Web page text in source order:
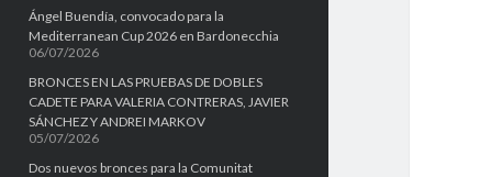
Ángel Buendía, convocado para la
Mediterranean Cup 2026 en Bardonecchia
06/07/2026
BRONCES EN LAS PRUEBAS DE DOBLES
CADETE PARA VALERIA CONTRERAS, JAVIER
SÁNCHEZ Y ANDREI MARKOV
05/07/2026
Dos nuevos bronces para la Comunitat